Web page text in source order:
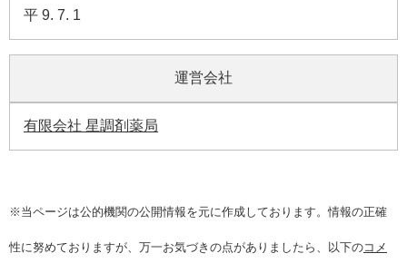
平 9. 7. 1
運営会社
有限会社 星調剤薬局
※当ページは公的機関の公開情報を元に作成しております。情報の正確
性に努めておりますが、万一お気づきの点がありましたら、以下のコメ